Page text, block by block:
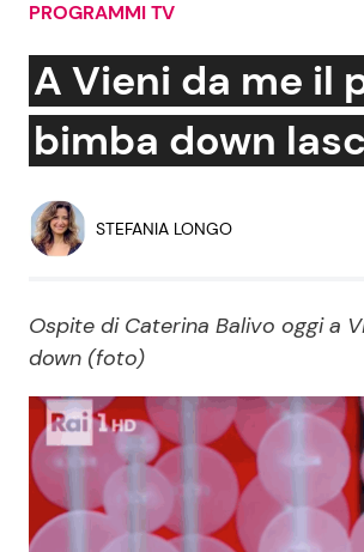
Social News
News dal mondo
PROGRAMMI TV
A Vieni da me il
bimba down
STEFANIA LONGO
Ospite di Caterina Balivo oggi a
down (foto)